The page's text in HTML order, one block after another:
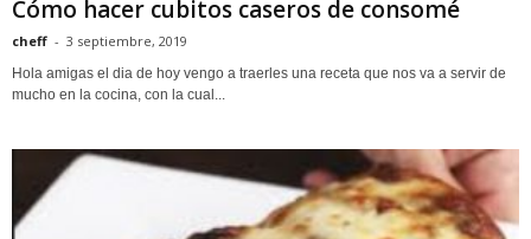
Cómo hacer cubitos caseros de consomé
cheff - 3 septiembre, 2019
Hola amigas el dia de hoy vengo a traerles una receta que nos va a servir de
mucho en la cocina, con la cual...